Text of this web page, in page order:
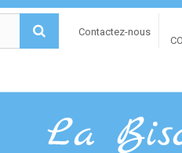
Contactez-nous